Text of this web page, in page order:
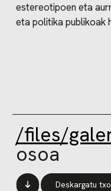
estereotipoen eta
eta politika publikoak
/files/
osoa
Deskargatu